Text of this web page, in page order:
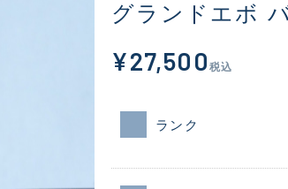
グランドエボ
¥27,500 税込
ランク